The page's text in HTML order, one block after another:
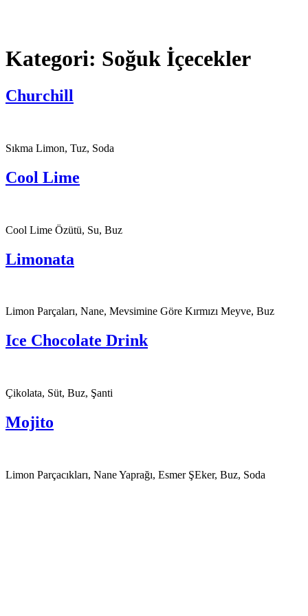
Kategori: Soğuk İçecekler
Churchill
Sıkma Limon, Tuz, Soda
Cool Lime
Cool Lime Özütü, Su, Buz
Limonata
Limon Parçaları, Nane, Mevsimine Göre Kırmızı Meyve, Buz
Ice Chocolate Drink
Çikolata, Süt, Buz, Şanti
Mojito
Limon Parçacıkları, Nane Yaprağı, Esmer ŞEker, Buz, Soda